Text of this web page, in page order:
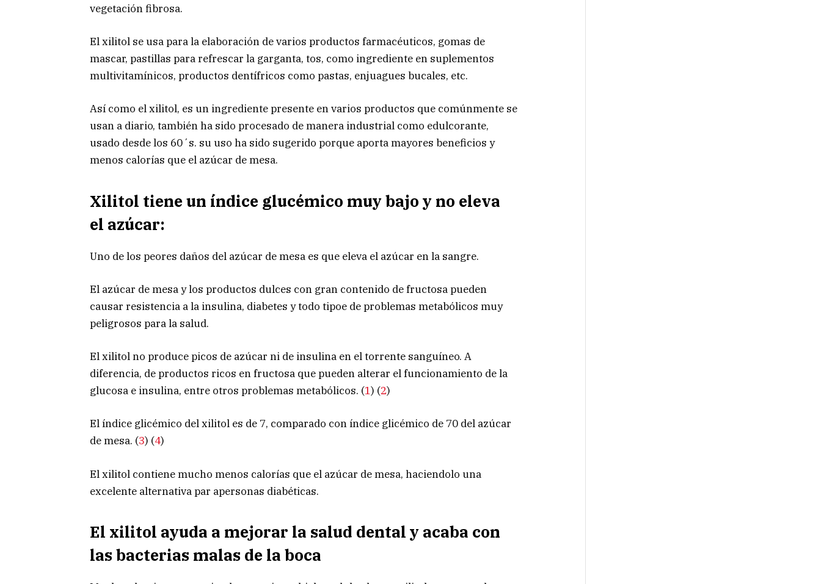
vegetación fibrosa.
El xilitol se usa para la elaboración de varios productos farmacéuticos, gomas de
mascar, pastillas para refrescar la garganta, tos, como ingrediente en suplementos
multivitamínicos, productos dentífricos como pastas, enjuagues bucales, etc.
Así como el xilitol, es un ingrediente presente en varios productos que comúnmente se
usan a diario, también ha sido procesado de manera industrial como edulcorante,
usado desde los 60´s. su uso ha sido sugerido porque aporta mayores beneficios y
menos calorías que el azúcar de mesa.
Xilitol tiene un índice glucémico muy bajo y no eleva
el azúcar:
Uno de los peores daños del azúcar de mesa es que eleva el azúcar en la sangre.
El azúcar de mesa y los productos dulces con gran contenido de fructosa pueden
causar resistencia a la insulina, diabetes y todo tipoe de problemas metabólicos muy
peligrosos para la salud.
El xilitol no produce picos de azúcar ni de insulina en el torrente sanguíneo. A
diferencia, de productos ricos en fructosa que pueden alterar el funcionamiento de la
glucosa e insulina, entre otros problemas metabólicos. (1) (2)
El índice glicémico del xilitol es de 7, comparado con índice glicémico de 70 del azúcar
de mesa. (3) (4)
El xilitol contiene mucho menos calorías que el azúcar de mesa, haciendolo una
excelente alternativa par apersonas diabéticas.
El xilitol ayuda a mejorar la salud dental y acaba con
las bacterias malas de la boca